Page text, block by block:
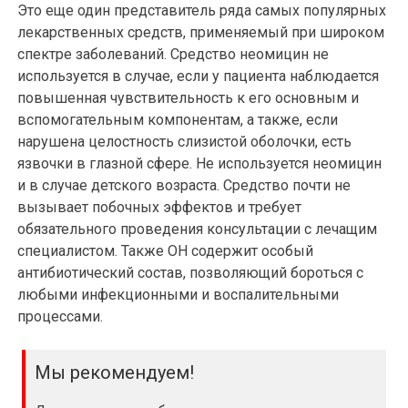
Это еще один представитель ряда самых популярных
лекарственных средств, применяемый при широком
спектре заболеваний. Средство неомицин не
используется в случае, если у пациента наблюдается
повышенная чувствительность к его основным и
вспомогательным компонентам, а также, если
нарушена целостность слизистой оболочки, есть
язвочки в глазной сфере. Не используется неомицин
и в случае детского возраста. Средство почти не
вызывает побочных эффектов и требует
обязательного проведения консультации с лечащим
специалистом. Также ОН содержит особый
антибиотический состав, позволяющий бороться с
любыми инфекционными и воспалительными
процессами.
Мы рекомендуем!